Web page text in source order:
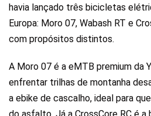
havia lançado três bicicletas
Europa: Moro 07, Wabash RT e
com propósitos distintos.
A Moro 07 é a eMTB premium da
enfrentar trilhas de montanha
a ebike de cascalho, ideal para
do asfalto. Já a CrossCore RC é